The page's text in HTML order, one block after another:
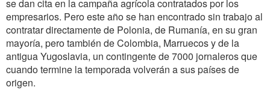
se dan cita en la campaña agrícola contratados por los
empresarios. Pero este año se han encontrado sin trabajo al
contratar directamente de Polonia, de Rumanía, en su gran
mayoría, pero también de Colombia, Marruecos y de la
antigua Yugoslavia, un contingente de 7000 jornaleros que
cuando termine la temporada volverán a sus países de
origen.